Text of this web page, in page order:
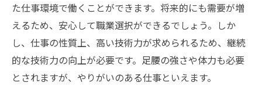
た仕事環境で働くことができます。将来的にも需要が増
えるため、安心して職業選択ができるでしょう。しか
し、仕事の性質上、高い技術力が求められるため、継続
的な技術力の向上が必要です。足腰の強さや体力も必要
とされますが、やりがいのある仕事といえます。